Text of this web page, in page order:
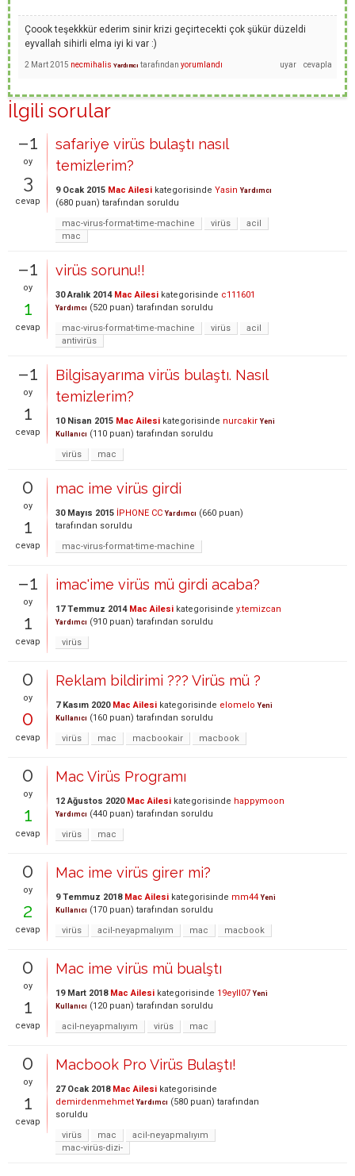
Çoook teşekkkür ederim sinir krizi geçirtecekti çok şükür düzeldi
eyvallah sihirli elma iyi ki var :)
2 Mart 2015 necmihalis Yardımcı tarafından yorumlandı
İlgili sorular
–1
oy
3
cevap
safariye virüs bulaştı nasıl
temizlerim?
9 Ocak 2015 Mac Ailesi kategorisinde Yasin Yardımcı
(680 puan) tarafından soruldu
mac-virus-format-time-machine
virüs
acil
mac
–1
oy
1
cevap
virüs sorunu!!
30 Aralık 2014 Mac Ailesi kategorisinde c111601
Yardımcı (520 puan) tarafından soruldu
mac-virus-format-time-machine
virüs
acil
antivirüs
–1
oy
1
cevap
Bilgisayarıma virüs bulaştı. Nasıl
temizlerim?
10 Nisan 2015 Mac Ailesi kategorisinde nurcakir Yeni
Kullanıcı (110 puan) tarafından soruldu
virüs
mac
0
oy
1
cevap
mac ime virüs girdi
30 Mayıs 2015 İPHONE CC Yardımcı (660 puan)
tarafından soruldu
mac-virus-format-time-machine
–1
oy
1
cevap
imac'ime virüs mü girdi acaba?
17 Temmuz 2014 Mac Ailesi kategorisinde y.temizcan
Yardımcı (910 puan) tarafından soruldu
virüs
0
oy
0
cevap
Reklam bildirimi ??? Virüs mü ?
7 Kasım 2020 Mac Ailesi kategorisinde elomelo Yeni
Kullanıcı (160 puan) tarafından soruldu
virüs
mac macbookair macbook
0
oy
1
cevap
Mac Virüs Programı
12 Ağustos 2020 Mac Ailesi kategorisinde happymoon
Yardımcı (440 puan) tarafından soruldu
virüs
mac
0
oy
2
cevap
Mac ime virüs girer mi?
9 Temmuz 2018 Mac Ailesi kategorisinde mm44 Yeni
Kullanıcı (170 puan) tarafından soruldu
virüs
acil-neyapmalıyım mac macbook
0
oy
1
cevap
Mac ime virüs mü bualştı
19 Mart 2018 Mac Ailesi kategorisinde 19eyll07 Yeni
Kullanıcı (120 puan) tarafından soruldu
acil-neyapmalıyım
virüs mac
0
oy
1
cevap
Macbook Pro Virüs Bulaştı!
27 Ocak 2018 Mac Ailesi kategorisinde
demirdenmehmet Yardımcı (580 puan) tarafından
soruldu
virüs
mac
acil-neyapmalıyım
mac-virüs-dizi-